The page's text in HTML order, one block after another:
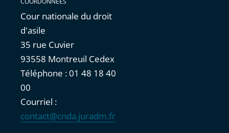
Cour nationale du droit
d'asile
35 rue Cuvier
93558 Montreuil Cedex
Téléphone : 01 48 18 40
00
Courriel :
contact@cnda.juradm.fr